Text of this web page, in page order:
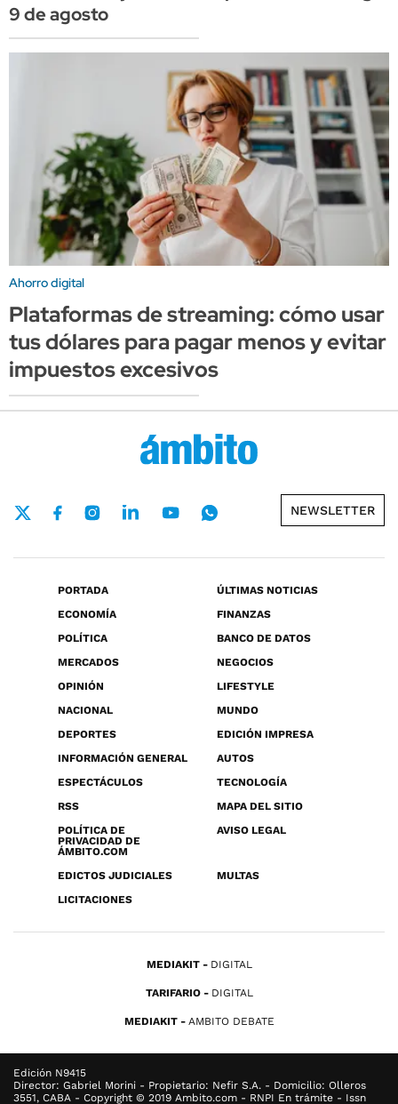
9 de agosto
Ahorro digital
Plataformas de streaming: cómo usar
tus dólares para pagar menos y evitar
impuestos excesivos
NEWSLETTER
PORTADA
ÚLTIMAS NOTICIAS
ECONOMÍA
FINANZAS
POLÍTICA
BANCO DE DATOS
MERCADOS
NEGOCIOS
OPINIÓN
LIFESTYLE
NACIONAL
MUNDO
DEPORTES
EDICIÓN IMPRESA
INFORMACIÓN GENERAL
AUTOS
ESPECTÁCULOS
TECNOLOGÍA
RSS
MAPA DEL SITIO
POLÍTICA DE
PRIVACIDAD DE
ÁMBITO.COM
AVISO LEGAL
EDICTOS JUDICIALES
MULTAS
LICITACIONES
MEDIAKIT DIGITAL
TARIFARIO DIGITAL
MEDIAKIT AMBITO DEBATE
Edición N9415
Director: Gabriel Morini - Propietario: Nefir S.A. - Domicilio: Olleros
3551, CABA - Copyright © 2019 Ambito.com - RNPI En trámite - Issn